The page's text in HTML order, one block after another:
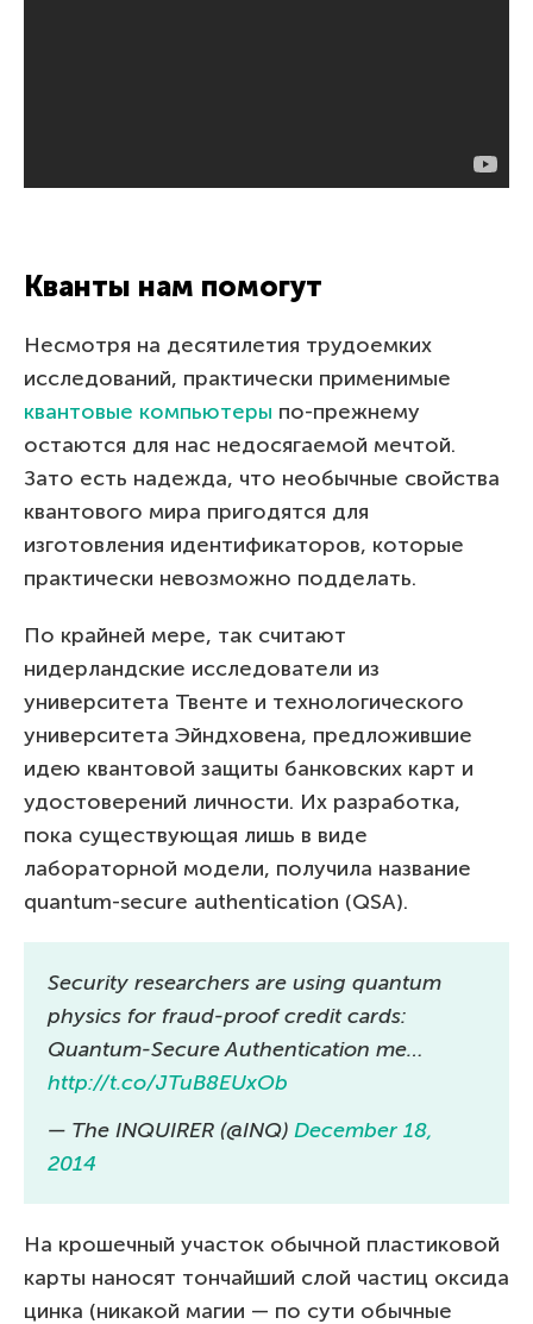
Кванты нам помогут
Несмотря на десятилетия трудоемких
исследований, практически применимые
квантовые компьютеры по-прежнему
остаются для нас недосягаемой мечтой.
Зато есть надежда, что необычные свойства
квантового мира пригодятся для
изготовления идентификаторов, которые
практически невозможно подделать.
По крайней мере, так считают
нидерландские исследователи из
университета Твенте и технологического
университета Эйндховена, предложившие
идею квантовой защиты банковских карт и
удостоверений личности. Их разработка,
пока существующая лишь в виде
лабораторной модели, получила название
quantum-secure authentication (QSA).
Security researchers are using quantum
physics for fraud-proof credit cards:
Quantum-Secure Authentication me…
http://t.co/JTuB8EUxOb
— The INQUIRER (@INQ) December 18,
2014
На крошечный участок обычной пластиковой
карты наносят тончайший слой частиц оксида
цинка (никакой магии — по сути обычные